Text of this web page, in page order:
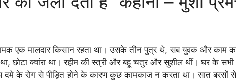
एक मालदार किसान रहता था। उसके तीन पुत्र थे, सब युवक और काम
छोटा क्वांरा था। रहीम की स्त्री और बहू चतुर और सुशील थीं। घर के
दमे के रोग से पीड़ित होने के कारण कुछ कामकाज न करता था। सात बरसों